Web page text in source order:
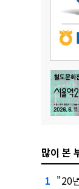
많이 본
1 "20